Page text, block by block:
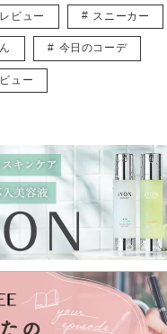
ビュー スニーカー
今日のコーデ
ュー